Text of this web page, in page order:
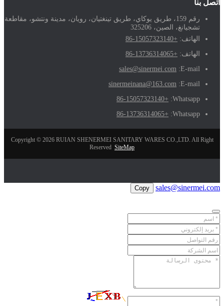
اتصل بنا
رقم 159، طريق يوكاي، طريق تينغتيان، رويان، مدينة ونتشو، مقاطعة
تشجيانغ، الصين، 325206
الهاتف: +86-15057323140
الهاتف: +86-13736314065
E-mail:
sales@sinermei.com
E-mail:
sinermeinana@163.com
Whatsapp:
+86-15057323140
Whatsapp:
+86-13736314065
Copyright © 2026 RUIAN SHENERMEI SANITARY WARES CO.,LTD. All Right
Reserved SiteMap
sales@sinermei.com
Copy